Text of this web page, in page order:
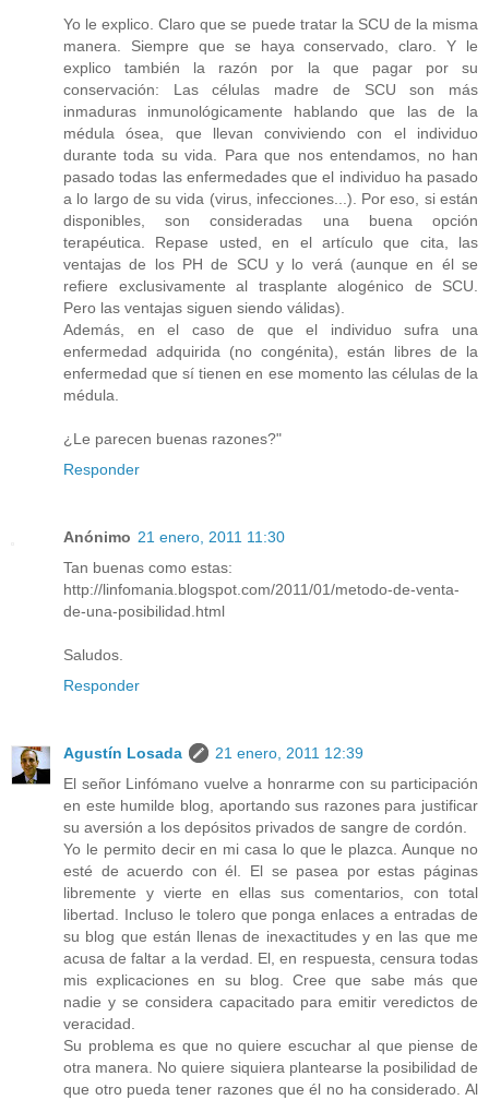
Yo le explico. Claro que se puede tratar la SCU de la misma
manera. Siempre que se haya conservado, claro. Y le
explico también la razón por la que pagar por su
conservación: Las células madre de SCU son más
inmaduras inmunológicamente hablando que las de la
médula ósea, que llevan conviviendo con el individuo
durante toda su vida. Para que nos entendamos, no han
pasado todas las enfermedades que el individuo ha pasado
a lo largo de su vida (virus, infecciones...). Por eso, si están
disponibles, son consideradas una buena opción
terapéutica. Repase usted, en el artículo que cita, las
ventajas de los PH de SCU y lo verá (aunque en él se
refiere exclusivamente al trasplante alogénico de SCU.
Pero las ventajas siguen siendo válidas).
Además, en el caso de que el individuo sufra una
enfermedad adquirida (no congénita), están libres de la
enfermedad que sí tienen en ese momento las células de la
médula.
¿Le parecen buenas razones?"
Responder
Anónimo 21 enero, 2011 11:30
Tan buenas como estas:
http://linfomania.blogspot.com/2011/01/metodo-de-venta-
de-una-posibilidad.html
Saludos.
Responder
Agustín Losada
21 enero, 2011 12:39
El señor Linfómano vuelve a honrarme con su participación
en este humilde blog, aportando sus razones para justificar
su aversión a los depósitos privados de sangre de cordón.
Yo le permito decir en mi casa lo que le plazca. Aunque no
esté de acuerdo con él. El se pasea por estas páginas
libremente y vierte en ellas sus comentarios, con total
libertad. Incluso le tolero que ponga enlaces a entradas de
su blog que están llenas de inexactitudes y en las que me
acusa de faltar a la verdad. El, en respuesta, censura todas
mis explicaciones en su blog. Cree que sabe más que
nadie y se considera capacitado para emitir veredictos de
veracidad.
Su problema es que no quiere escuchar al que piense de
otra manera. No quiere siquiera plantearse la posibilidad de
que otro pueda tener razones que él no ha considerado. Al